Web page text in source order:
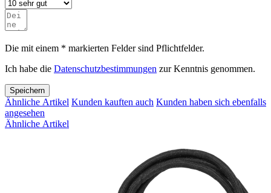
Die mit einem * markierten Felder sind Pflichtfelder.
Ich habe die Datenschutzbestimmungen zur Kenntnis genommen.
Speichern
Ähnliche Artikel Kunden kauften auch Kunden haben sich ebenfalls
angesehen
Ähnliche Artikel